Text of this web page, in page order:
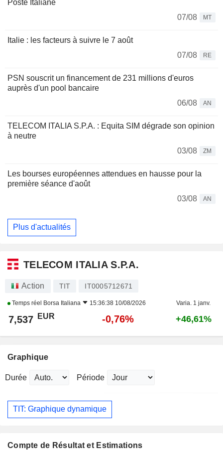
Poste Italiane
07/08
MT
Italie : les facteurs à suivre le 7 août
07/08
RE
PSN souscrit un financement de 231 millions d'euros
auprès d'un pool bancaire
06/08
AN
TELECOM ITALIA S.P.A. : Equita SIM dégrade son opinion
à neutre
03/08
ZM
Les bourses européennes attendues en hausse pour la
première séance d'août
03/08
AN
Plus d'actualités
TELECOM ITALIA S.P.A.
Action TIT IT0005712671
Temps réel Borsa Italiana 15:36:38 10/08/2026 Varia. 1 janv.
7,537 EUR -0,76% +46,61%
Graphique
Durée Période
TIT: Graphique dynamique
Compte de Résultat et Estimations